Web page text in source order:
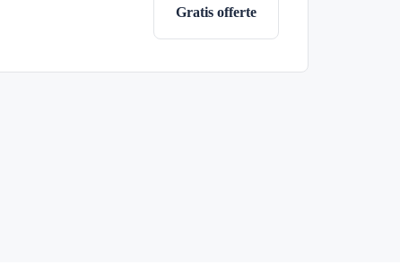
Gratis offerte